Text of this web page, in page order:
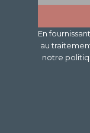
En
au
notre